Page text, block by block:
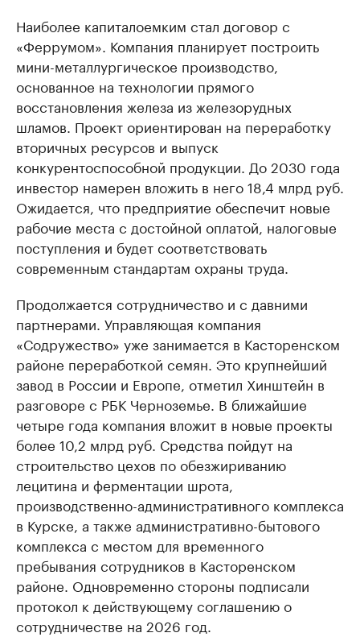
Наиболее капиталоемким стал договор с
«Феррумом». Компания планирует построить
мини-металлургическое производство,
основанное на технологии прямого
восстановления железа из железорудных
шламов. Проект ориентирован на переработку
вторичных ресурсов и выпуск
конкурентоспособной продукции. До 2030 года
инвестор намерен вложить в него 18,4 млрд руб.
Ожидается, что предприятие обеспечит новые
рабочие места с достойной оплатой, налоговые
поступления и будет соответствовать
современным стандартам охраны труда.
Продолжается сотрудничество и с давними
партнерами. Управляющая компания
«Содружество» уже занимается в Касторенском
районе переработкой семян. Это крупнейший
завод в России и Европе, отметил Хинштейн в
разговоре с РБК Черноземье. В ближайшие
четыре года компания вложит в новые проекты
более 10,2 млрд руб. Средства пойдут на
строительство цехов по обезжириванию
лецитина и ферментации шрота,
производственно-административного комплекса
в Курске, а также административно-бытового
комплекса с местом для временного
пребывания сотрудников в Касторенском
районе. Одновременно стороны подписали
протокол к действующему соглашению о
сотрудничестве на 2026 год.